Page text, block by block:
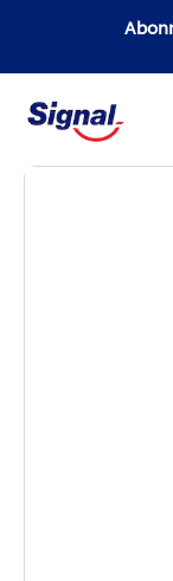
Conseils
Signal